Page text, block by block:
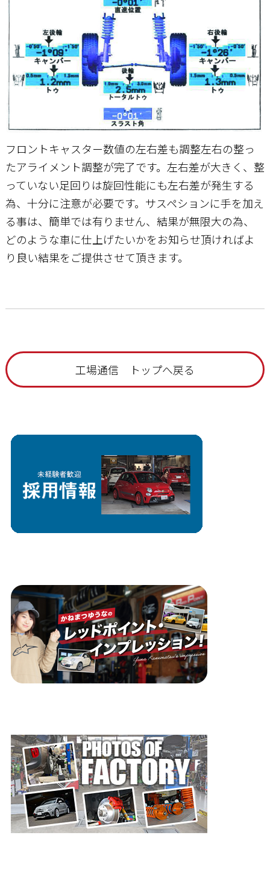
フロントキャスター数値の左右差も調整左右の整っ
たアライメント調整が完了です。左右差が大きく、整
っていない足回りは旋回性能にも左右差が発生する
為、十分に注意が必要です。サスペションに手を加え
る事は、簡単では有りません、結果が無限大の為、
どのような車に仕上げたいかをお知らせ頂ければよ
り良い結果をご提供させて頂きます。
工場通信 トップへ戻る